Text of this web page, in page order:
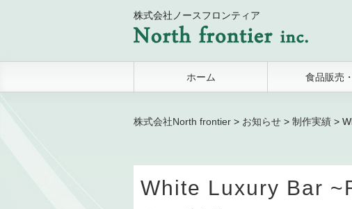
株式会社ノースフロンティア
ホーム 食品販売
株式会社North frontier > お知らせ > 制作実績 >
White Luxury Bar